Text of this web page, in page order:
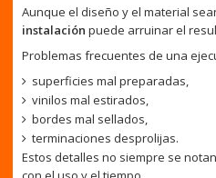
Aunque el diseño y el material
instalación puede arruinar el
Problemas frecuentes de una
superficies mal preparadas,
vinilos mal estirados,
bordes mal sellados,
terminaciones desprolijas.
Estos detalles no siempre se